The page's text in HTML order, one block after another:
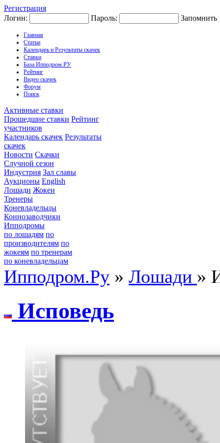
Регистрация
Логин:
Пароль: Запомнить
Главная
Статьи
Календарь и Результаты скачек
Ставки
База Ипподром.РУ
Рейтинг
Видео скачек
Форум
Поиск
Активные ставки
Прошедшие ставки Рейтинг
участников
Календарь скачек Результаты
скачек
Новости Скачки
Случной сезон
Индустрия Зал славы
Аукционы English
Лошади Жокеи
Тренеры
Коневладельцы
Коннозаводчики
Ипподромы
по лошадям по
производителям по
жокеям по тренерам
по коневладельцам
Ипподром.Ру » Лошади »
Иcповедь